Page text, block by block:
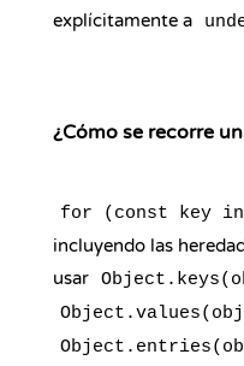
explícitamente a
¿Cómo se recorre
for (const key
incluyendo las
usar